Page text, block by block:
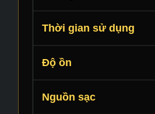
Thời gian sử dụng
Độ ồn
Nguồn sạc